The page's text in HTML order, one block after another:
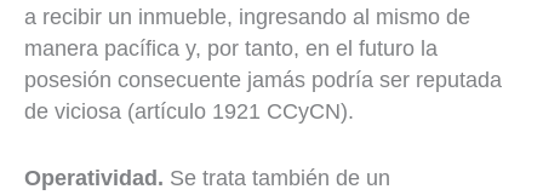
a recibir un inmueble, ingresando al mismo de
manera pacífica y, por tanto, en el futuro la
posesión consecuente jamás podría ser reputada
de viciosa (artículo 1921 CCyCN).
Operatividad. Se trata también de un